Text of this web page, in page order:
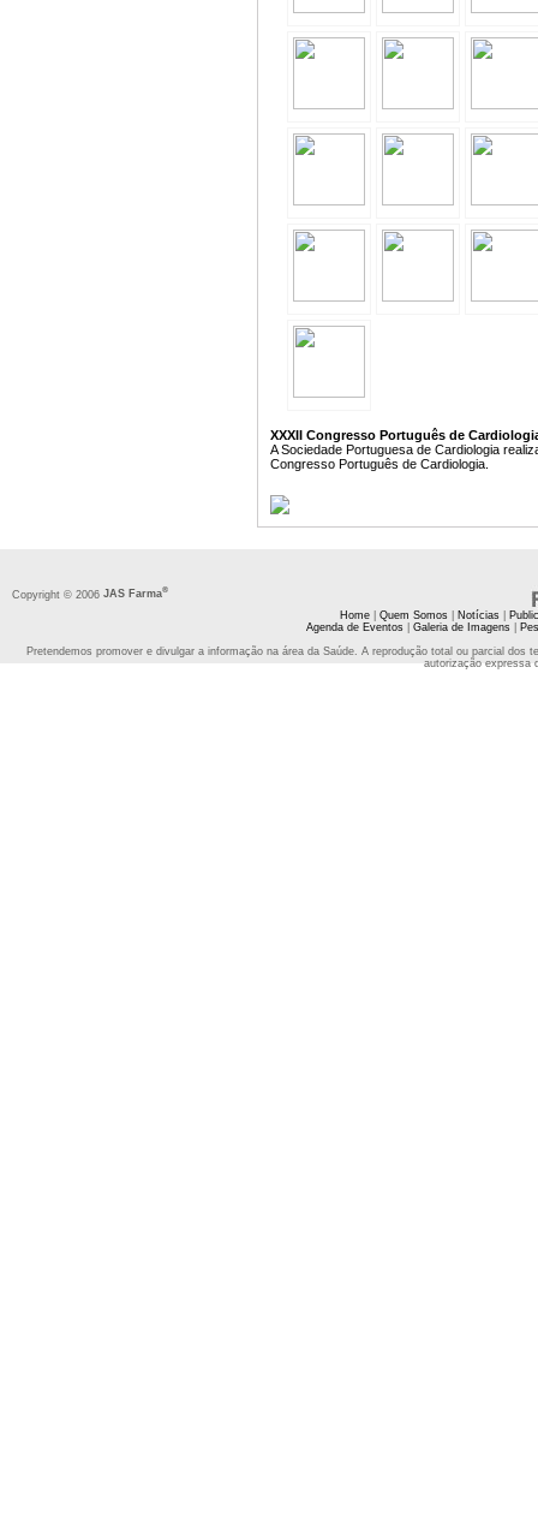
XXXII Congresso Português de
A Sociedade Portuguesa de Cardiologia
Congresso Português de Cardiologia.
Copyright © 2006 JAS Farma®
Home| Quem Somos| Notícias|
Agenda de Eventos| Galeria de Imagens|
Pretendemos promover e divulgar a informação na área da Saúde. A reprodução total ou parcial
autorização expressa